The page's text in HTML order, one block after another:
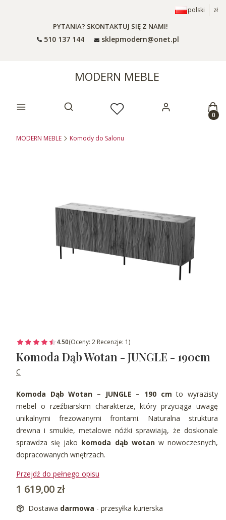
polski zł
PYTANIA? SKONTAKTUJ SIĘ Z NAMI!
510 137 144 sklepmodern@onet.pl
MODERN MEBLE
Otwórz wyszukiwarkę
MODERN MEBLE Komody do Salonu
4.50(Oceny: 2 Recenzje: 1)
Komoda Dąb Wotan - JUNGLE - 190cm
C
Komoda Dąb Wotan – JUNGLE – 190 cm to wyrazisty
mebel o rzeźbiarskim charakterze, który przyciąga uwagę
unikalnymi frezowanymi frontami. Naturalna struktura
drewna i smukłe, metalowe nóżki sprawiają, że doskonale
sprawdza się jako komoda dąb wotanw nowoczesnych,
dopracowanych wnętrzach.
Przejdź do pełnego opisu
Cena
1 619,00 zł
Dostawa darmowa - przesyłka kurierska